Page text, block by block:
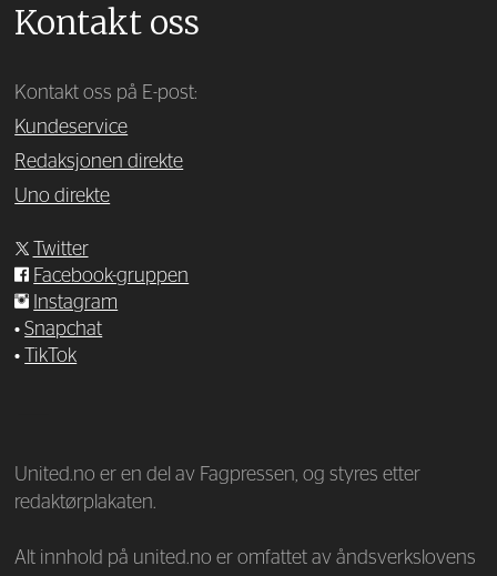
Kontakt oss
Kontakt oss på E-post:
Kundeservice
Redaksjonen direkte
Uno direkte
Twitter
Facebook-gruppen
Instagram
•Snapchat
•
TikTok
United.no er en del av Fagpressen, og styres etter
redaktørplakaten.
Alt innhold på united.no er omfattet av åndsverkslovens